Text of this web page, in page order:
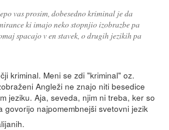
vas prosim, dobesedno kriminal je da
ki imajo neko stopnjio izobrazbe pa
spacajo v en stavek, o drugih jezikih pa
kriminal. Meni se zdi "kriminal" oz.
Angleži ne znajo niti besedice
jeziku. Aja, seveda, njim ni treba, ker so
govorijo najpomembnejši svetovni jezik